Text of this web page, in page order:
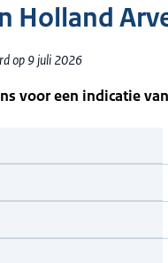
Holland
op 9 juli 2026
voor een indicatie